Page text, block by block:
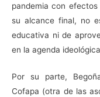
pandemia con
su alcance final, no
educativa ni de
en la agenda
Por su parte,
Cofapa (otra de las